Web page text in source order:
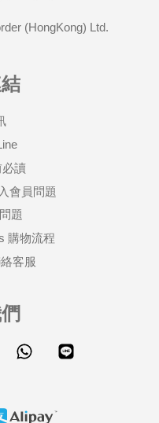
(HongKong) Ltd.
必讀
會員問題
題
購物流程
客服
Wechat Whatsapp